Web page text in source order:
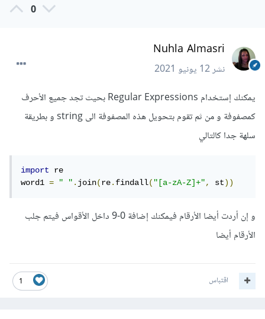
0
Nuhla Almasri
نشر12 يونيو 2021
يمكنك إستخدام Regular Expressions بحيث تجد جميع الأحرف
كمصفوفة و من ثم تقوم بتحويل هذه المصفوفة الى string و بطريقة
سلهة جدا كالتالي
import
re
word1 = " ".join(re.findall("[a-zA-Z]+", st))
و إن أردت أيضا الأرقام فيمكنك إضافة 0-9 داخل الأقواس فيتم جلب
الأرقام أيضا
1 اقتباس